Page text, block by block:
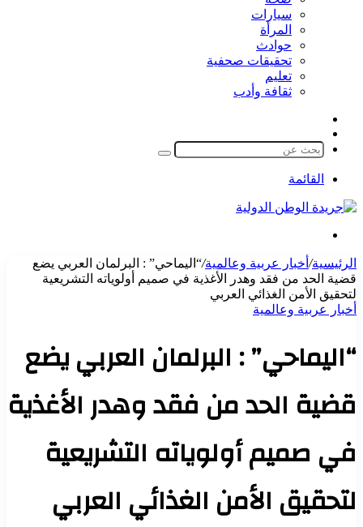
سيارات
المرأة
حوادث
تحقيقات صحفية
تعليم
ثقافة وأدب
المظلم
بحث
القائمة
الرئيسية/ أخبار عربية وعالمية/“اليماحي” : البرلمان العربي يضع
قضية الحد من فقد وهدر الأغذية في صميم أولوياته التشريعية
لتحقيق الأمن الغذائي العربي
أخبار عربية وعالمية
“اليماحي” : البرلمان العربي يضع
قضية الحد من فقد وهدر الأغذية
في صميم أولوياته التشريعية
لتحقيق الأمن الغذائي العربي